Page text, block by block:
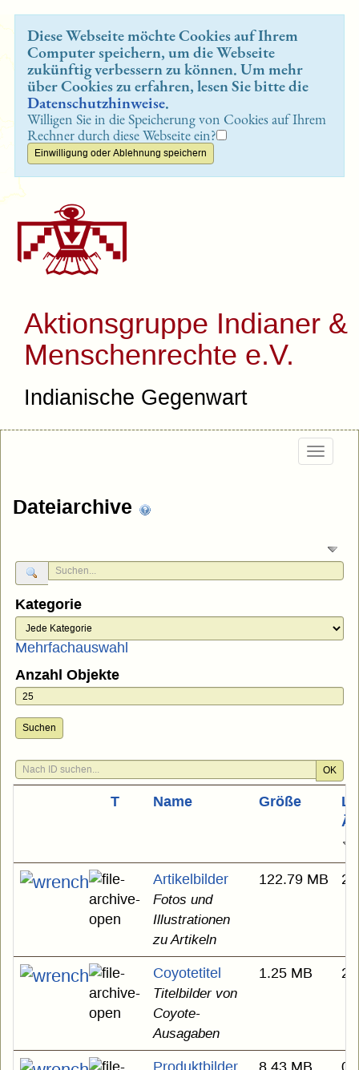
Diese Webseite möchte Cookies auf Ihrem
Computer speichern, um die Webseite
zukünftig verbessern zu können. Um mehr
über Cookies zu erfahren, lesen Sie bitte die
Datenschutzhinweise.
Willigen Sie in die Speicherung von Cookies auf Ihrem
Rechner durch diese Webseite ein?
Aktionsgruppe Indianer &
Menschenrechte e.V.
Indianische Gegenwart
Dateiarchive
Kategorie
Mehrfachauswahl
Anzahl Objekte
Suchen
OK
T Name Größe
Artikelbilder
Fotos und
Illustrationen
zu Artikeln
122.79 MB
Coyotetitel
Titelbilder von
Coyote-
Ausagaben
1.25 MB
Produktbilder 8.43 MB